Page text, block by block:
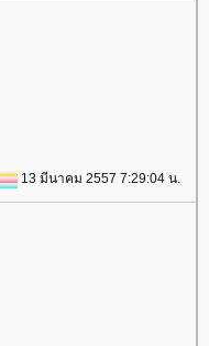
13 มีนาคม 2557 7:29:04 น.